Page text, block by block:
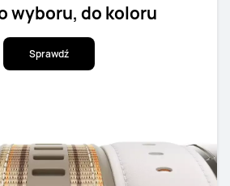
wyboru, do koloru
Sprawdź